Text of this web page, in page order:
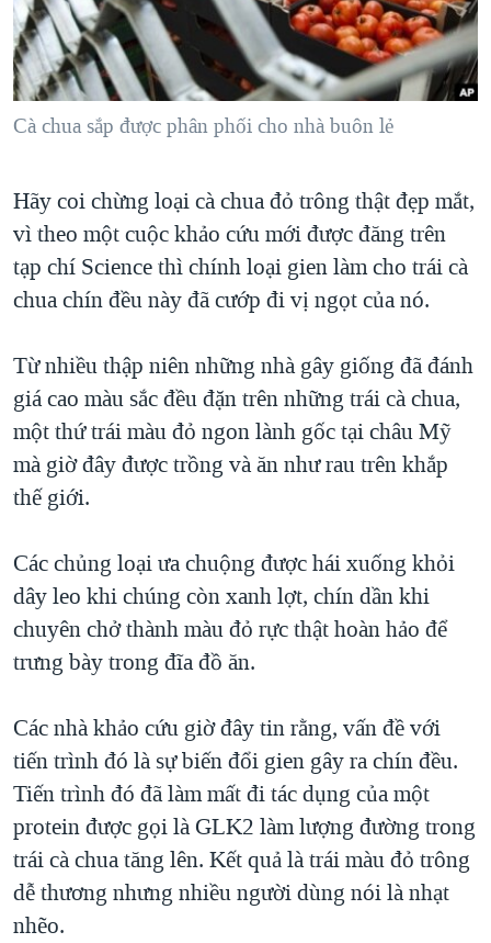
"Tìm"NGƯỜI VIỆT HẢI NGOẠI
ĐỜI SỐNG
KINH TẾ
KHOA HỌC
THỂ THAO
GIÁO DỤC
TẠI
HÀNH TRÌNH BẦU CỬ 2024
MỘT NĂM CHIẾN TRANH TẠI DẢI GAZA
GIẢI MÃ VÀNH ĐAI & CON ĐƯỜNG
TRỊNH VĨNH BÌNH - NGƯỜI HẠ 'BÊN THẮNG CUỘC'
GROUND ZERO – XƯA VÀ NAY
CHI PHÍ CHIẾN TRANH AFGHANISTAN
THƯỢNG ĐỈNH TRUMP-KIM TẠI VIỆT NAM
TRỊNH VĨNH BÌNH VS. CHÍNH PHỦ VIỆT NAM
NGƯ DÂN VIỆT VÀ LÀN SÓNG TRỘM HẢI SÂM
BÊN KIA QUỐC LỘ: TIẾNG VỌNG TỪ NÔNG THÔN MỸ
VIDEO
NGHE
MẠNG XÃ HỘI
Ngôn ngữ khác
Cà chua sắp được phân phối cho nhà buôn lẻ
Hãy coi chừng loại cà chua đỏ trông thật đẹp mắt,
vì theo một cuộc khảo cứu mới được đăng trên
tạp chí Science thì chính loại gien làm cho trái cà
chua chín đều này đã cướp đi vị ngọt của nó.
Từ nhiều thập niên những nhà gây giống đã đánh
giá cao màu sắc đều đặn trên những trái cà chua,
một thứ trái màu đỏ ngon lành gốc tại châu Mỹ
mà giờ đây được trồng và ăn như rau trên khắp
thế giới.
Các chủng loại ưa chuộng được hái xuống khỏi
dây leo khi chúng còn xanh lợt, chín dần khi
chuyên chở thành màu đỏ rực thật hoàn hảo để
trưng bày trong đĩa đồ ăn.
Các nhà khảo cứu giờ đây tin rằng, vấn đề với
tiến trình đó là sự biến đổi gien gây ra chín đều.
Tiến trình đó đã làm mất đi tác dụng của một
protein được gọi là GLK2 làm lượng đường trong
trái cà chua tăng lên. Kết quả là trái màu đỏ trông
dễ thương nhưng nhiều người dùng nói là nhạt
nhẽo.